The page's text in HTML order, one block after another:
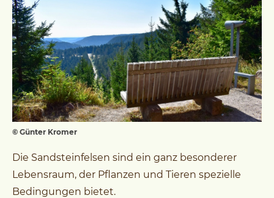
© Günter Kromer
Die Sandsteinfelsen sind ein ganz besonderer
Lebensraum, der Pflanzen und Tieren spezielle
Bedingungen bietet.